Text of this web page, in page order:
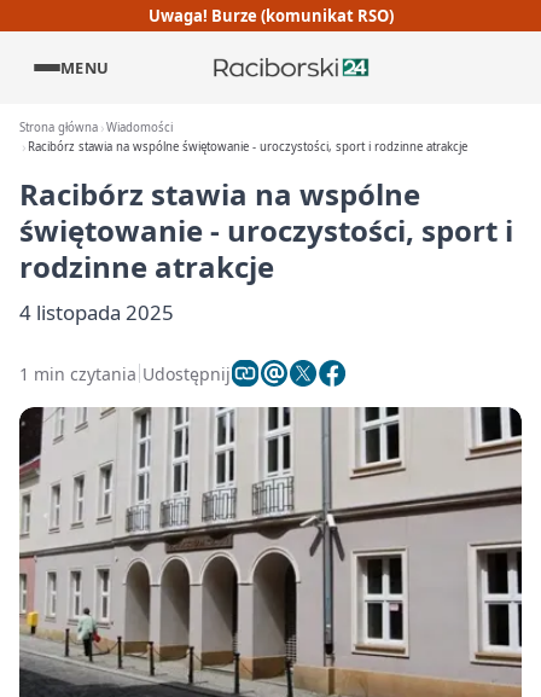
Uwaga! Burze (komunikat RSO)
MENU
Strona główna Wiadomości
Racibórz stawia na wspólne świętowanie - uroczystości, sport i rodzinne atrakcje
Racibórz stawia na wspólne
świętowanie - uroczystości, sport i
rodzinne atrakcje
4 listopada 2025
1 min czytania Udostępnij